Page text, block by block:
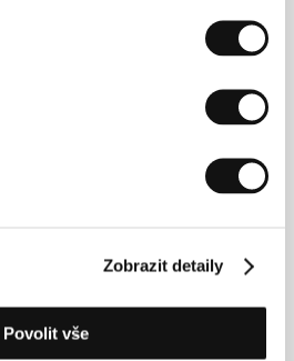
Zobrazit detaily
Povolit vše
film
výkon na festivalu v Nantes
Nezvěstný
jiných lidí a ztělesňoval jsem
však ve&nbsp; mně uzrála